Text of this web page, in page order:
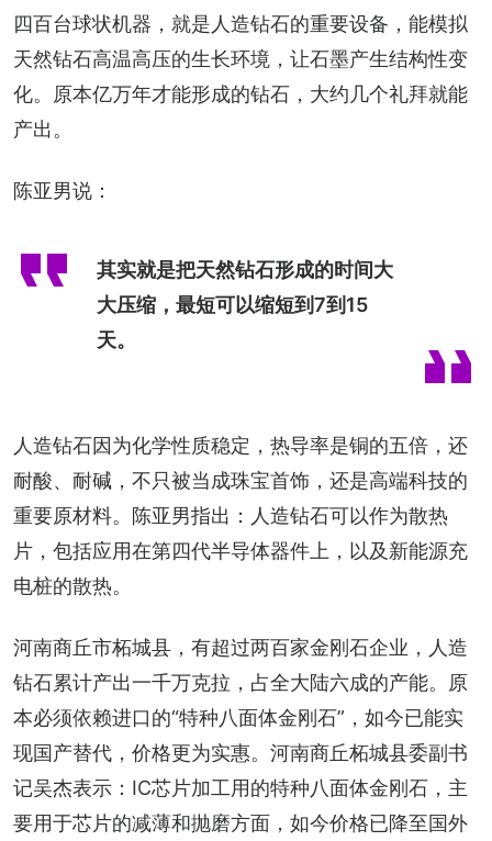
四百台球状机器，就是人造钻石的重要设备，能模拟
天然钻石高温高压的生长环境，让石墨产生结构性变
化。原本亿万年才能形成的钻石，大约几个礼拜就能
产出。
陈亚男说：
其实就是把天然钻石形成的时间大
大压缩，最短可以缩短到7到15
天。
人造钻石因为化学性质稳定，热导率是铜的五倍，还
耐酸、耐碱，不只被当成珠宝首饰，还是高端科技的
重要原材料。陈亚男指出：人造钻石可以作为散热
片，包括应用在第四代半导体器件上，以及新能源充
电桩的散热。
河南商丘市柘城县，有超过两百家金刚石企业，人造
钻石累计产出一千万克拉，占全大陆六成的产能。原
本必须依赖进口的“特种八面体金刚石”，如今已能实
现国产替代，价格更为实惠。河南商丘柘城县委副书
记吴杰表示：IC芯片加工用的特种八面体金刚石，主
要用于芯片的减薄和抛磨方面，如今价格已降至国外